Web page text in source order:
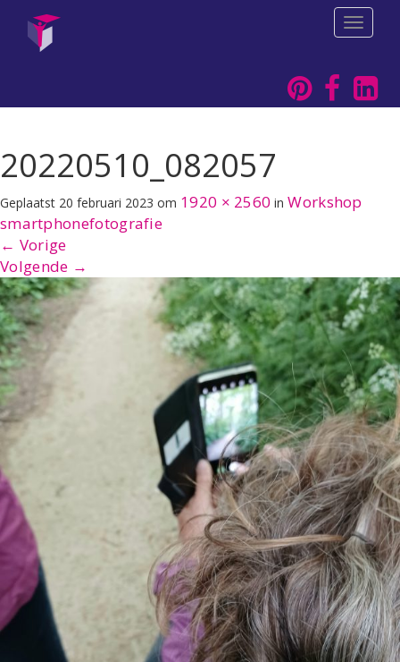
T
o
g
l
e
g
o
n
20220510_082057
Geplaatst 20 februari 2023 om 1920 × 2560 inWorkshop
smartphonefotografie
← Vorige
Volgende →